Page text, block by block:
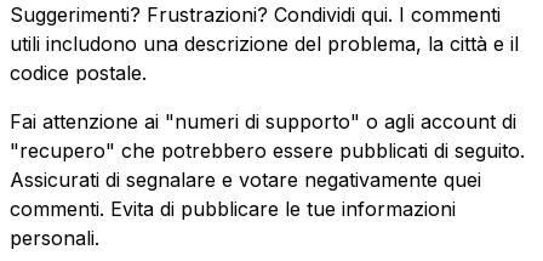
Suggerimenti? Frustrazioni? Condividi qui. I commenti
utili includono una descrizione del problema, la città e il
codice postale.
Fai attenzione ai "numeri di supporto" o agli account di
"recupero" che potrebbero essere pubblicati di seguito.
Assicurati di segnalare e votare negativamente quei
commenti. Evita di pubblicare le tue informazioni
personali.